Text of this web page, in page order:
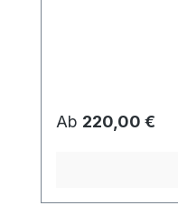
Regulärer Preis:
Ab 220,00 €